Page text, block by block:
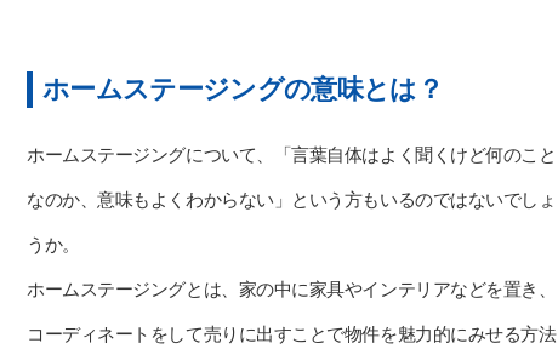
ホームステージングの意味とは？
ホームステージングについて、「言葉自体はよく聞くけど何のこと
なのか、意味もよくわからない」という方もいるのではないでしょ
うか。
ホームステージングとは、家の中に家具やインテリアなどを置き、
コーディネートをして売りに出すことで物件を魅力的にみせる方法